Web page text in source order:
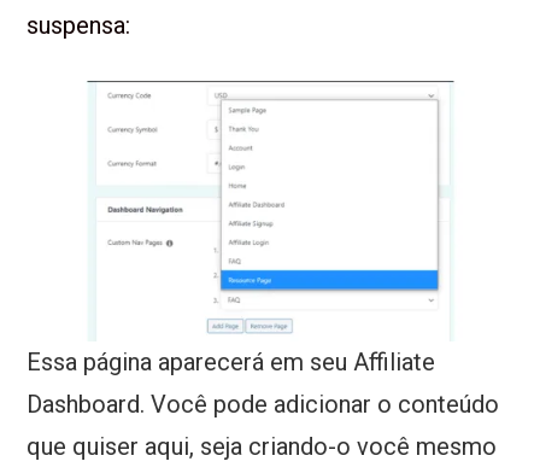
suspensa:
Essa página aparecerá em seu Affiliate
Dashboard. Você pode adicionar o conteúdo
que quiser aqui, seja criando-o você mesmo